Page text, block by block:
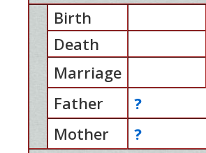
Birth
Death
Marriage
Father
?
Mother
?